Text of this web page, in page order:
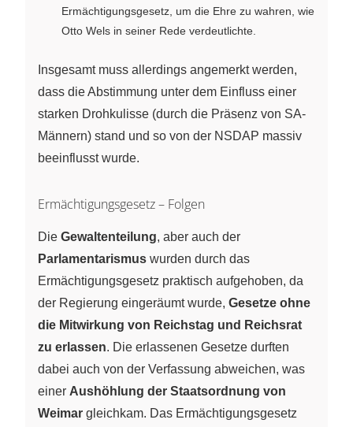
Ermächtigungsgesetz, um die Ehre zu wahren, wie
Otto Wels in seiner Rede verdeutlichte.
Insgesamt muss allerdings angemerkt werden,
dass die Abstimmung unter dem Einfluss einer
starken Drohkulisse (durch die Präsenz von SA-
Männern) stand und so von der NSDAP massiv
beeinflusst wurde.
Ermächtigungsgesetz – Folgen
Die Gewaltenteilung, aber auch der
Parlamentarismus wurden durch das
Ermächtigungsgesetz praktisch aufgehoben, da
der Regierung eingeräumt wurde, Gesetze ohne
die Mitwirkung von Reichstag und Reichsrat
zu erlassen. Die erlassenen Gesetze durften
dabei auch von der Verfassung abweichen, was
einer Aushöhlung der Staatsordnung von
Weimar gleichkam. Das Ermächtigungsgesetz